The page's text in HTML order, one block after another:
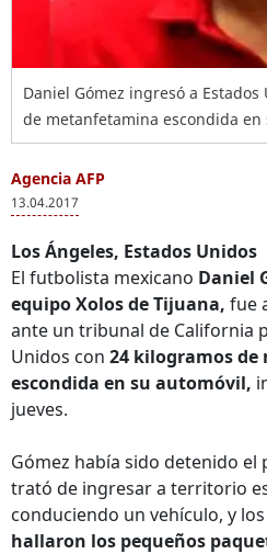
Daniel Gómez ingresó a
de metanfetamina escondida
Agencia AFP
13.04.2017
Los Ángeles, Estados Unidos
El futbolista mexicano Daniel
equipo Xolos de Tijuana, fue
ante un tribunal de California
Unidos con 24 kilogramos
escondida en su automóvil,
jueves.
Gómez había sido detenido el
trató de ingresar a territorio
conduciendo un vehículo, y los
hallaron los pequeños